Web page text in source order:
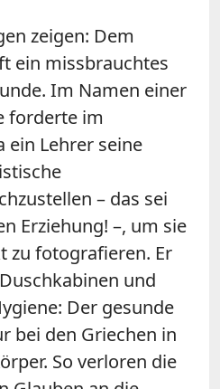
zeigen: Dem
ein missbrauchtes
Im Namen einer
forderte im
ein Lehrer seine
– das sei
Erziehung! –, um sie
zu fotografieren. Er
und
Der gesunde
bei den Griechen in
So verloren die